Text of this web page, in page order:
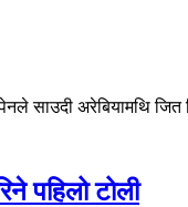
साउदी अरेबियामथि
पहिलो टोली